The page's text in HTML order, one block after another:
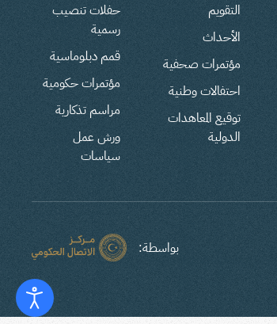
التقويم
الأحداث
مؤتمرات صحفية
احتفالات وطنية
توقيع المعاهدات
الدولية
حفلات تنصيب
رسمية
قمم دبلوماسية
مؤتمرات حكومية
مراسم تذكارية
ورش عمل
سياسات
بواسطة: